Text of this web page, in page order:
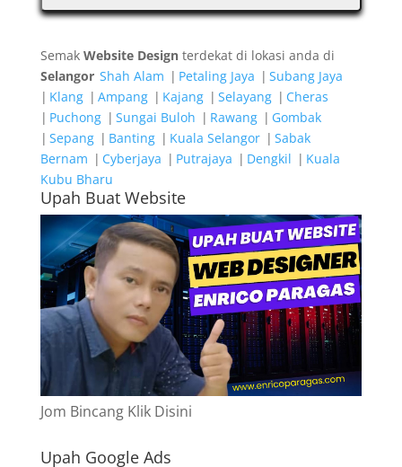
Semak Website Designterdekat di lokasi anda di
Selangor Shah Alam | Petaling Jaya | Subang Jaya
| Klang | Ampang | Kajang | Selayang | Cheras
| Puchong | Sungai Buloh | Rawang | Gombak
| Sepang | Banting | Kuala Selangor | Sabak
Bernam | Cyberjaya | Putrajaya | Dengkil | Kuala
Kubu Bharu
Upah Buat Website
Jom Bincang Klik Disini
Upah Google Ads